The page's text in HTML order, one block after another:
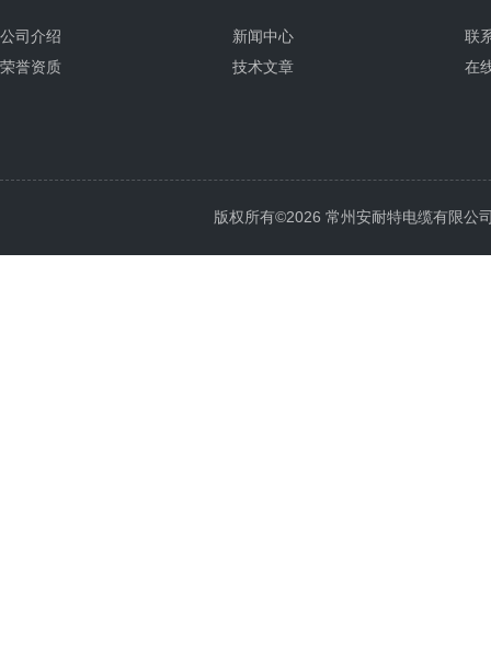
公司介绍
荣誉资质
新闻中心
技术文章
联
在
版权所有©2026 常州安耐特电缆有限